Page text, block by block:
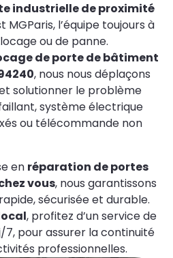
industrielle de proximité
MGParis, l’équipe toujours à
ou de panne.
de porte de bâtiment
, nous nous déplaçons
solutionner le problème
système électrique
ou télécommande non
en réparation de portes
vous, nous garantissons
sécurisée et durable.
, profitez d’un service de
7, pour assurer la continuité
professionnelles.